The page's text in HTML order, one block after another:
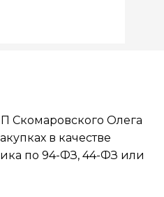
Скомаровского Олега
в качестве
по 94-ФЗ, 44-ФЗ или
ПРОЕКТ